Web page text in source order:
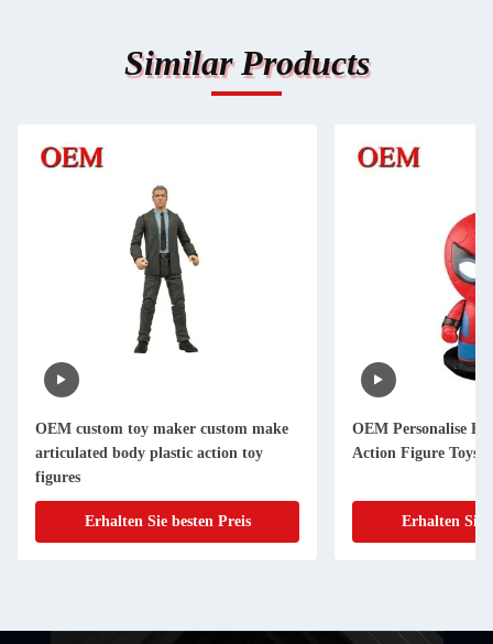
Similar Products
OEM custom toy maker custom make
articulated body plastic action toy
figures
Erhalten Sie besten Preis
OEM Personalise
Action Figure Toys
Erhalten Sie